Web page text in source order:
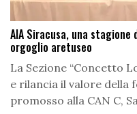
AIA Siracusa, una stagione
orgoglio aretuseo
La Sezione “Concetto
e rilancia il valore della
promosso alla CAN C,